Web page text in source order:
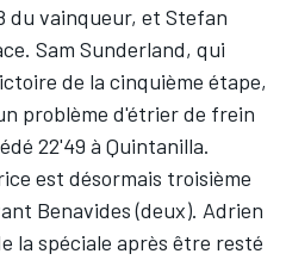
du vainqueur, et Stefan
Sam Sunderland, qui
de la cinquième étape,
problème d'étrier de frein
22'49 à Quintanilla.
est désormais troisième
Benavides (deux). Adrien
la spéciale après être resté